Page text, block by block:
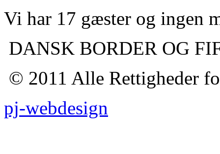
Vi har 17 gæster og ingen
DANSK BORDER OG
© 2011 Alle Rettigheder
pj-webdesign